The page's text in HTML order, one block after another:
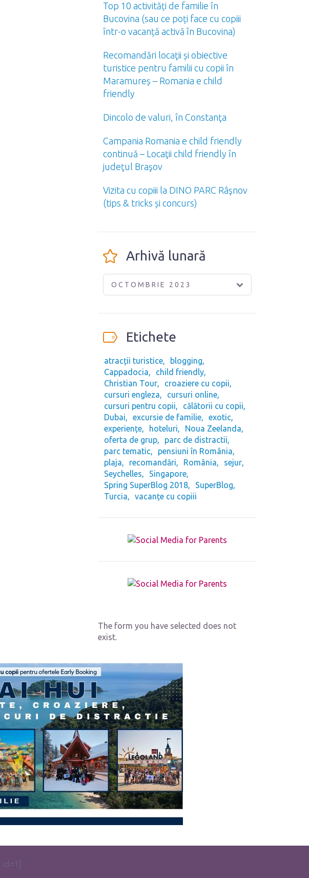
Top 10 activități de familie în
Bucovina (sau ce poți face cu copiii
într-o vacanță activă în Bucovina)
Recomandări locaţii și obiective
turistice pentru familii cu copii în
Maramureș – Romania e child
friendly
Dincolo de valuri, în Constanţa
Campania Romania e child friendly
continuă – Locaţii child friendly în
judeţul Braşov
Vizita cu copiii la DINO PARC Râşnov
(tips & tricks și concurs)
Arhivă lunară
OCTOMBRIE 2023
Etichete
atracții turistice
blogging
Cappadocia
child friendly
Christian Tour
croaziere cu copii
cursuri engleza
cursuri online
cursuri pentru copii
călătorii cu copii
Dubai
excursie de familie
exotic
experiențe
hoteluri
Noua Zeelanda
oferta de grup
parc de distractii
parc tematic
pensiuni în România
plaja
recomandări România
sejur
Seychelles
Singapore
Spring SuperBlog 2018
SuperBlog
Turcia
vacanțe cu copiii
The form you have selected does not
exist.
id=1]